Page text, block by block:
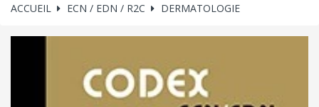
ACCUEIL ECN / EDN / R2C DERMATOLOGIE